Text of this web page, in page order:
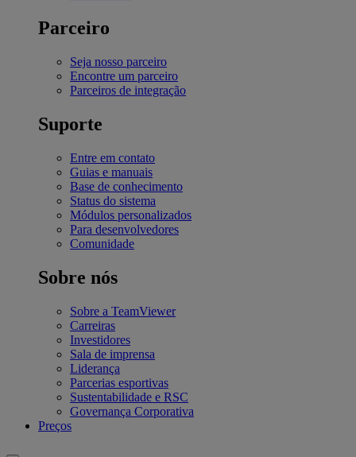
Parceiro
Seja nosso parceiro
Encontre um parceiro
Parceiros de integração
Suporte
Entre em contato
Guias e manuais
Base de conhecimento
Status do sistema
Módulos personalizados
Para desenvolvedores
Comunidade
Sobre nós
Sobre a TeamViewer
Carreiras
Investidores
Sala de imprensa
Liderança
Parcerias esportivas
Sustentabilidade e RSC
Governança Corporativa
Preços